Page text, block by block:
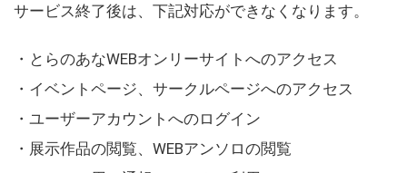
サービス終了後は、下記対応ができなくなります。
・とらのあなWEBオンリーサイトへのアクセス
・イベントページ、サークルページへのアクセス
・ユーザーアカウントへのログイン
・展示作品の閲覧、WEBアンソロの閲覧